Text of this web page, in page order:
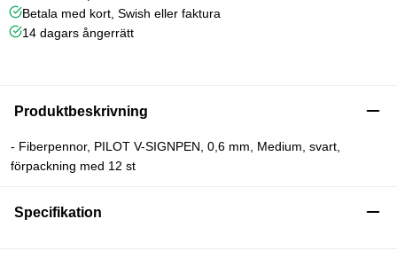
Betala med kort, Swish eller faktura
14 dagars ångerrätt
Produktbeskrivning
- Fiberpennor, PILOT V-SIGNPEN, 0,6 mm, Medium, svart,
förpackning med 12 st
Specifikation